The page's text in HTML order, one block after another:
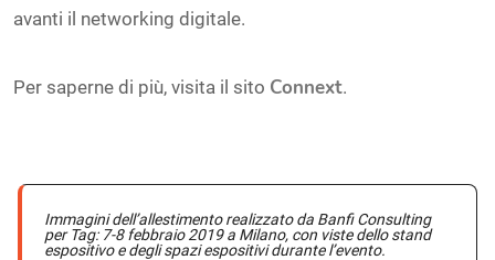
avanti il networking digitale.
Per saperne di più, visita il sito Connext.
Immagini dell’allestimento realizzato da Banfi Consulting
per Tag: 7-8 febbraio 2019 a Milano, con viste dello stand
espositivo e degli spazi espositivi durante l’evento.